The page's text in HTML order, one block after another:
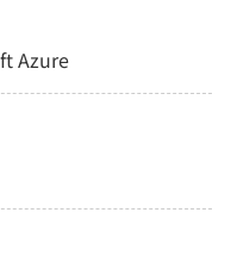
Azure